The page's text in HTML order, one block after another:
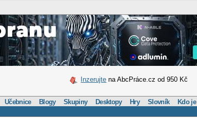
Inzerujte na AbcPráce.cz od 950 Kč
Učebnice Blogy Skupiny Desktopy Hry Slovník Kdo je